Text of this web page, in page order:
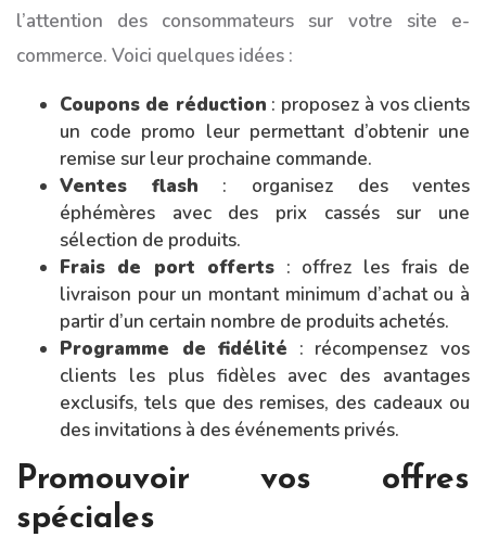
l’attention des consommateurs sur votre site e-
commerce. Voici quelques idées :
Coupons de réduction : proposez à vos clients
un code promo leur permettant d’obtenir une
remise sur leur prochaine commande.
Ventes flash : organisez des ventes
éphémères avec des prix cassés sur une
sélection de produits.
Frais de port offerts : offrez les frais de
livraison pour un montant minimum d’achat ou à
partir d’un certain nombre de produits achetés.
Programme de fidélité : récompensez vos
clients les plus fidèles avec des avantages
exclusifs, tels que des remises, des cadeaux ou
des invitations à des événements privés.
Promouvoir vos offres
spéciales